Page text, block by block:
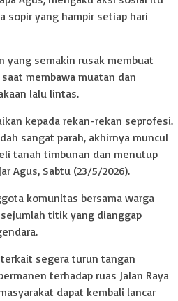
sopir yang hampir setiap hari
yang semakin rusak membuat
membawa muatan dan
lalu lintas.
kepada rekan-rekan seprofesi.
sangat parah, akhirnya muncul
tanah timbunan dan menutup
Agus, Sabtu (23/5/2026).
komunitas bersama warga
titik yang dianggap
segera turun tangan
terhadap ruas Jalan Raya
dapat kembali lancar